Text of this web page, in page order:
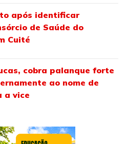
após identificar
de Saúde do
Cuité
cobra palanque forte
ao nome de
a vice